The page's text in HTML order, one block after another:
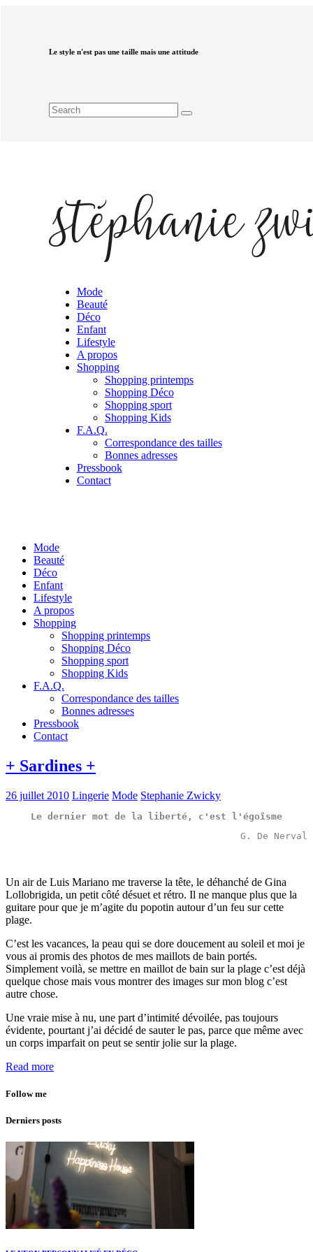
Le style n'est pas une taille mais une attitude
Mode
Beauté
Déco
Enfant
Lifestyle
A propos
Shopping
Shopping printemps
Shopping Déco
Shopping sport
Shopping Kids
F.A.Q.
Correspondance des tailles
Bonnes adresses
Pressbook
Contact
Mode
Beauté
Déco
Enfant
Lifestyle
A propos
Shopping
Shopping printemps
Shopping Déco
Shopping sport
Shopping Kids
F.A.Q.
Correspondance des tailles
Bonnes adresses
Pressbook
Contact
+ Sardines +
26 juillet 2010 Lingerie Mode Stephanie Zwicky
Le dernier mot de la liberté, c'est l'égoïsme
G. De Nerval
Un air de Luis Mariano me traverse la tête, le déhanché de Gina
Lollobrigida, un petit côté désuet et rétro. Il ne manque plus que la
guitare pour que je m’agite du popotin autour d’un feu sur cette
plage.
C’est les vacances, la peau qui se dore doucement au soleil et moi je
vous ai promis des photos de mes maillots de bain portés.
Simplement voilà, se mettre en maillot de bain sur la plage c’est déjà
quelque chose mais vous montrer des images sur mon blog c’est
autre chose.
Une vraie mise à nu, une part d’intimité dévoilée, pas toujours
évidente, pourtant j’ai décidé de sauter le pas, parce que même avec
un corps imparfait on peut se sentir jolie sur la plage.
Read more
Follow me
Derniers posts